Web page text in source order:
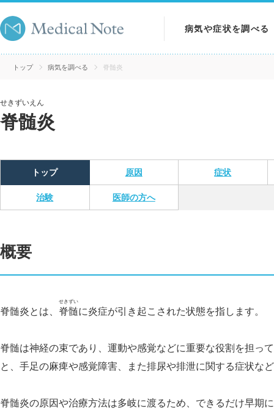
病気や症状を調べる
病気を調べる
トップ 病気を調べる 脊髄炎
せきずいえん
脊髄炎
トップ 原因 症状
治験 医師の方へ
概要
脊髄炎とは、 脊髄
せきずい
に炎症が引き起こされた状態を指します。
脊髄は神経の束であり、運動や感覚などに重要な役割を担っ
と、手足の麻痺や感覚障害、また排尿や排泄に関する症状な
脊髄炎の原因や治療方法は多岐に渡るため、できるだけ早期